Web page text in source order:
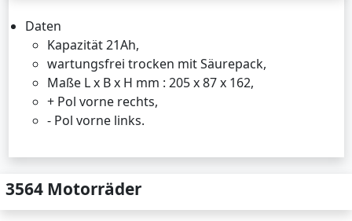
Daten
Kapazität 21Ah,
wartungsfrei trocken mit Säurepack,
Maße L x B x H mm : 205 x 87 x 162,
+ Pol vorne rechts,
- Pol vorne links.
3564 Motorräder